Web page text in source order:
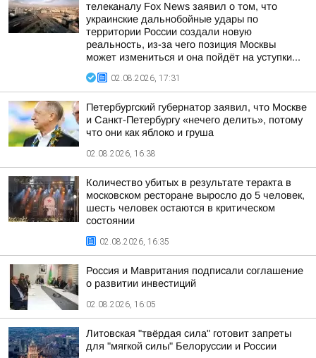
телеканалу Fox News заявил о том, что
украинские дальнобойные удары по
территории России создали новую
реальность, из-за чего позиция Москвы
может измениться и она пойдёт на уступки...
02.08.2026, 17:31
Петербургский губернатор заявил, что Москве
и Санкт-Петербургу «нечего делить», потому
что они как яблоко и груша
02.08.2026, 16:38
Количество убитых в результате теракта в
московском ресторане выросло до 5 человек,
шесть человек остаются в критическом
состоянии
02.08.2026, 16:35
Россия и Мавритания подписали соглашение
о развитии инвестиций
02.08.2026, 16:05
Литовская "твёрдая сила" готовит запреты
для "мягкой силы" Белоруссии и России